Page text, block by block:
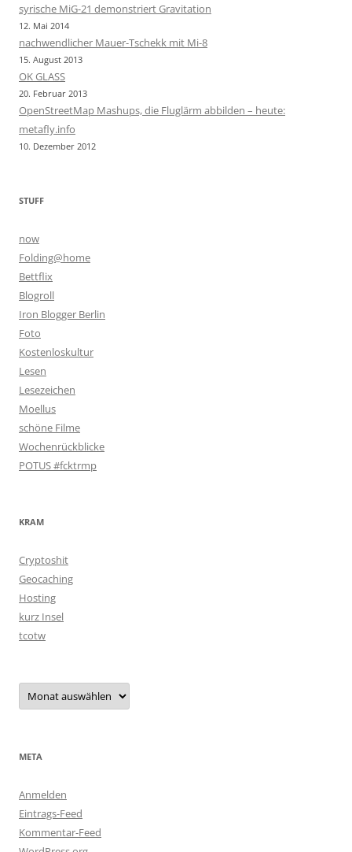
syrische MiG-21 demonstriert Gravitation
12. Mai 2014
nachwendlicher Mauer-Tschekk mit Mi-8
15. August 2013
OK GLASS
20. Februar 2013
OpenStreetMap Mashups, die Fluglärm abbilden – heute:
metafly.info
10. Dezember 2012
STUFF
now
Folding@home
Bettflix
Blogroll
Iron Blogger Berlin
Foto
Kostenloskultur
Lesen
Lesezeichen
Moellus
schöne Filme
Wochenrückblicke
POTUS #fcktrmp
KRAM
Cryptoshit
Geocaching
Hosting
kurz Insel
tcotw
Archiv
META
Anmelden
Eintrags-Feed
Kommentar-Feed